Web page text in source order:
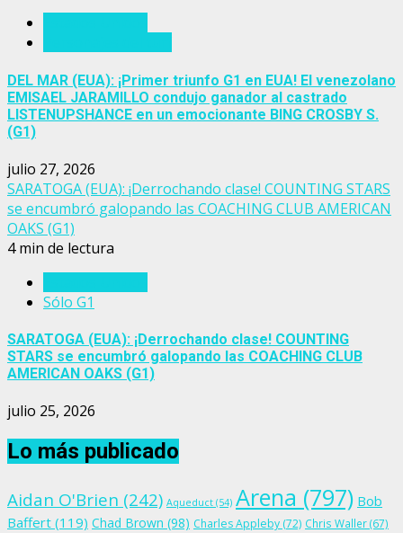
DEL MAR (EUA): ¡Primer triunfo G1 en EUA! El venezolano
EMISAEL JARAMILLO condujo ganador al castrado
LISTENUPSHANCE en un emocionante BING CROSBY S.
(G1)
julio 27, 2026
SARATOGA (EUA): ¡Derrochando clase! COUNTING STARS
se encumbró galopando las COACHING CLUB AMERICAN
OAKS (G1)
4 min de lectura
Sólo G1
SARATOGA (EUA): ¡Derrochando clase! COUNTING
STARS se encumbró galopando las COACHING CLUB
AMERICAN OAKS (G1)
julio 25, 2026
Lo más publicado
Aidan O'Brien (242) Aqueduct (54) Arena (797) Bob
Baffert (119) Chad Brown (98) Charles Appleby (72) Chris Waller(67)